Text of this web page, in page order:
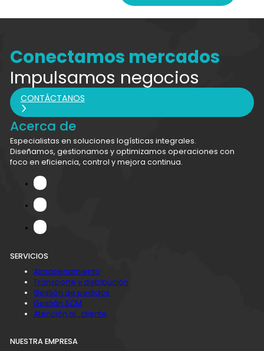
Conectamos mercados
Impulsamos negocios
CONTÁCTANOS
Acerca de
Especialistas en soluciones logísticas integrales.
Diseñamos, gestionamos y optimizamos operaciones con
foco en eficiencia, control y mejora continua.
SERVICIOS
Almacenamiento
Transporte y distribución
Gestión de pedidos
Gestión SCM
Atención al cliente
NUESTRA EMPRESA